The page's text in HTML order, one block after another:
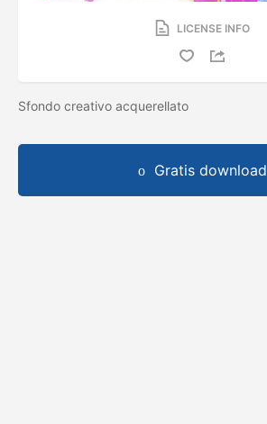
LICENSE INFO
Sfondo creativo acquerellato
Gratis download